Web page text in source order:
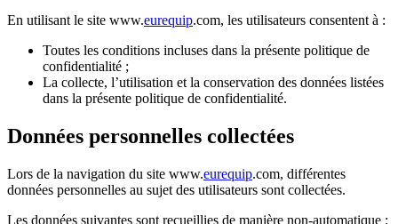
En utilisant le site www.eurequip.com, les utilisateurs consentent à :
Toutes les conditions incluses dans la présente politique de
confidentialité ;
La collecte, l’utilisation et la conservation des données listées
dans la présente politique de confidentialité.
Données personnelles collectées
Lors de la navigation du site www.eurequip.com, différentes
données personnelles au sujet des utilisateurs sont collectées.
Les données suivantes sont recueillies de manière non-automatique :